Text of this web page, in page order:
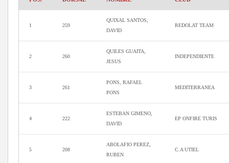
1 259
QUIXAL SANTOS,
DAVID
REDOLAT TEAM
2 260
QUILES GUAITA,
JESUS
INDEPENDIENTE
3 261
PONS, RAFAEL
PONS
MEDITERRANEA
4 222
ESTEBAN GIMENO,
DAVID
EP ONFIRE TURIS
5 208
ABOLAFIO PEREZ,
RUBEN
C.A UTIEL